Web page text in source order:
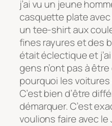
j’ai vu un jeune
casquette plate
un tee-shirt aux
fines rayures et des
était éclectique et
gens n’ont pas à
pourquoi les
C’est bien d’être
démarquer. C’est
voulions faire avec le